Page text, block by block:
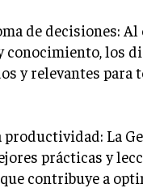
de decisiones:
conocimiento, los
y relevantes
productividad: La
prácticas y
contribuye a